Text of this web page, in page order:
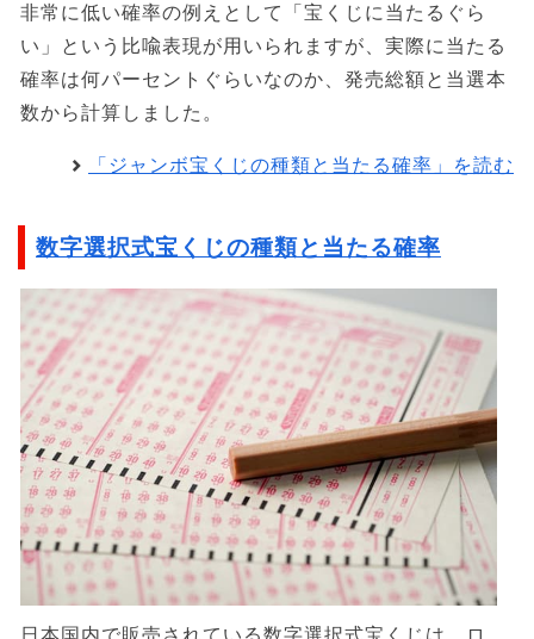
非常に低い確率の例えとして「宝くじに当たるぐら
い」という比喩表現が用いられますが、実際に当たる
確率は何パーセントぐらいなのか、発売総額と当選本
数から計算しました。
「ジャンボ宝くじの種類と当たる確率」を読む
数字選択式宝くじの種類と当たる確率
日本国内で販売されている数字選択式宝くじは、ロ